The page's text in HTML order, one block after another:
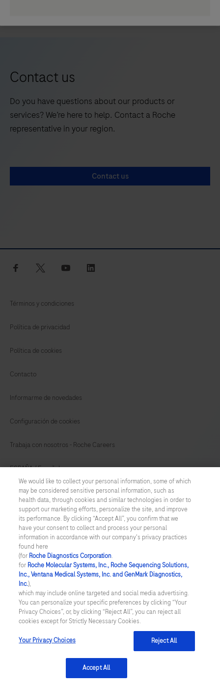
HE
completamente
la
tinción
de
secciones
muestras
in
vitro.
5
6 7
Contact us
Do you have questions about our products or
services? We’re here to help. Contact a Roche
representative in your region.
Contact us
facebook twitter youtube
Términos y condiciones
Política de privacidad
Política de cookies
Contacto
Informarme de novedades
Configuración de cookies
Trabaja con nosotros - Roche Careers
ESPAÑA/Español
© 2026 F. Hoffmann-La Roche Ltd
Última actualización: 09.08.2026
Esta web está destinada a profesionales de la salud que ejercen su
profesión en España y/o Andorra. La información se proporciona
con fines generales y en caso de que no sea un profesional de la
salud y requiera un diagnóstico o información médica completa,
deberá dirigirse a su médico o profesional sanitario. ROCHE
controla y utiliza este sitio web en España y Andorra y no puede
garantizar que los datos del mismo sean correctos o estén
disponibles en otros países, por lo tanto, ROCHE le advierte que
este sitio web podría contener detalles de productos o
información no accesible por otras vías o no válida en su país.
Rogamos sea consciente de que declinamos cualquier
responsabilidad en el caso de que acceda a información que no se
ajuste a las disposiciones legales, reglamentos o uso en su país de
We would like to collect your personal information, some of which
may be considered sensitive personal information, such as
health data, through cookies and similar technologies in order to
support our marketing efforts, personalize the site, and improve
its performance. By clicking “Accept All”, you confirm that we
have your consent to collect and process your personal
information in accordance with our company's privacy practices
found here
(for Roche Diagnostics Corporation.
for Roche Molecular Systems, Inc., Roche Sequencing Solutions,
Inc., Ventana Medical Systems, Inc. and GenMark Diagnostics,
Inc.),
which may include online targeted and social media advertising.
You can personalize your specific preferences by clicking “Your
Privacy Choices”, or, by clicking “Reject All”, you can reject all
cookies except for Strictly Necessary Cookies.
Your Privacy Choices Reject All
Accept All